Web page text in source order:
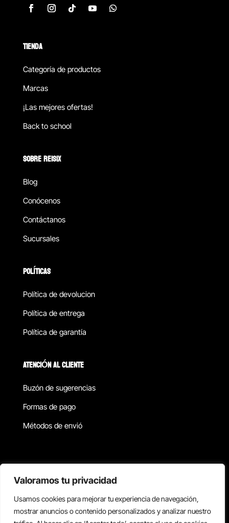
Valoramos tu privacidad
Usamos cookies para mejorar tu experiencia de navegación,
mostrar anuncios o contenido personalizados y analizar nuestro
TIENDA
Categoría de productos
Marcas
¡Las mejores ofertas!
Back to school
SOBRE REISIX
Blog
Conócenos
Contáctanos
Sucursales
POLÍTICAS
Política de devolucion
Política de entrega
Política de garantía
ATENCIÓN AL CLIENTE
Buzón de sugerencias
Formas de pago
Métodos de envió
Copyright © 2026 Reisix. Todos los derechos reservados.